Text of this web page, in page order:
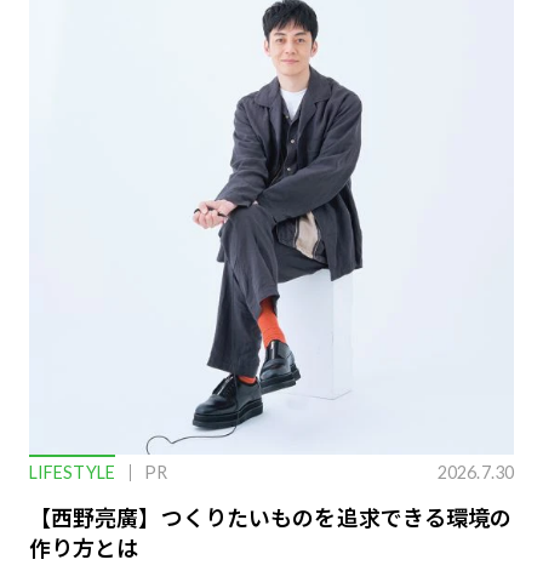
LIFESTYLE PR 2026.7.30
【西野亮廣】つくりたいものを追求できる環境の
作り方とは